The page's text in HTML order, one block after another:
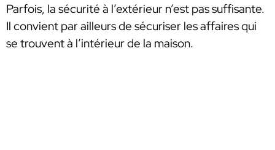
Parfois, la sécurité à l’extérieur n’est pas suffisante.
Il convient par ailleurs de sécuriser les affaires qui
se trouvent à l’intérieur de la maison.